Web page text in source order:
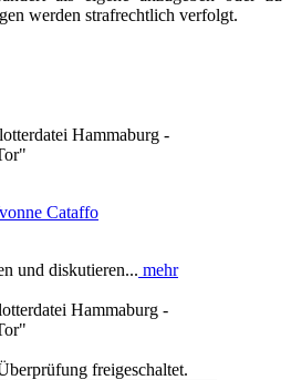
werden strafrechtlich verfolgt.
Hammaburg -
Cataffo
und diskutieren... mehr
Hammaburg -
freigeschaltet.